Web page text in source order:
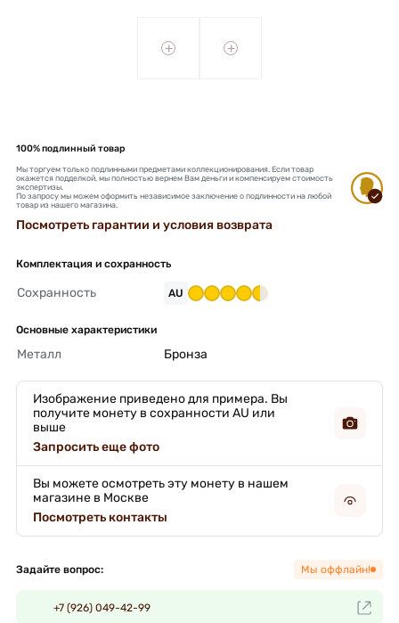
+ +
100% подлинный товар
Мы торгуем только подлинными предметами коллекционирования. Если товар
окажется подделкой, мы полностью вернем Вам деньги и компенсируем стоимость
экспертизы.
По запросу мы можем оформить независимое заключение о подлинности на любой
товар из нашего магазина.
Посмотреть гарантии и условия возврата
Комплектация и сохранность
Сохранность AU
Основные характеристики
Металл Бронза
Изображение приведено для примера. Вы
получите монету в сохранности AU или
выше
Запросить еще фото
Вы можете осмотреть эту монету в нашем
магазине в Москве
Посмотреть контакты
Задайте вопрос: Мы оффлайн!
+7 (926) 049-42-99